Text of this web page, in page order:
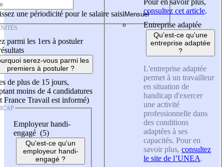
une périodicité pour le salaire saisi
parmi les 1ers à postuler
serez-vous parmi les
premiers à postuler ?
de plus de 15 jours,
moins de 4 candidatures
France Travail est informé)
Employeur handi-
engagé (5)
Qu'est-ce qu'un
employeur handi-
engagé ?
consultez cet article.
Entreprise adaptée
Qu'est-ce qu'une
entreprise adaptée
?
L'entreprise adaptée
permet à un travailleur
en situation de
handicap d'exercer
une activité
professionnelle dans
des conditions
adaptées à ses
capacités. Pour en
savoir plus, consultez
le site de l’UNEA.